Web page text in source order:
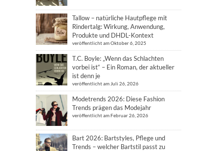
Tallow – natürliche Hautpflege mit
Rindertalg: Wirkung, Anwendung,
Produkte und DHDL-Kontext
veröffentlicht am Oktober 6, 2025
T.C. Boyle: „Wenn das Schlachten
vorbei ist“ – Ein Roman, der aktueller
ist denn je
veröffentlicht am Juli 26, 2026
Modetrends 2026: Diese Fashion
Trends prägen das Modejahr
veröffentlicht am Februar 26, 2026
Bart 2026: Bartstyles, Pflege und
Trends – welcher Bartstil passt zu